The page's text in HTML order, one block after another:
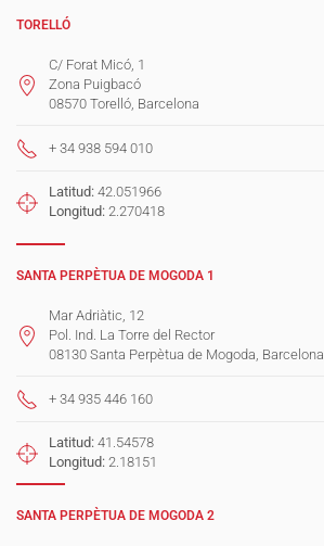
TORELLÓ
C/ Forat Micó, 1
Zona Puigbacó
08570 Torelló, Barcelona
+ 34 938 594 010
Latitud: 42.051966
Longitud: 2.270418
SANTA PERPÈTUA DE MOGODA 1
Mar Adriàtic, 12
Pol. Ind. La Torre del Rector
08130 Santa Perpètua de Mogoda, Barcelona
+ 34 935 446 160
Latitud: 41.54578
Longitud: 2.18151
SANTA PERPÈTUA DE MOGODA 2